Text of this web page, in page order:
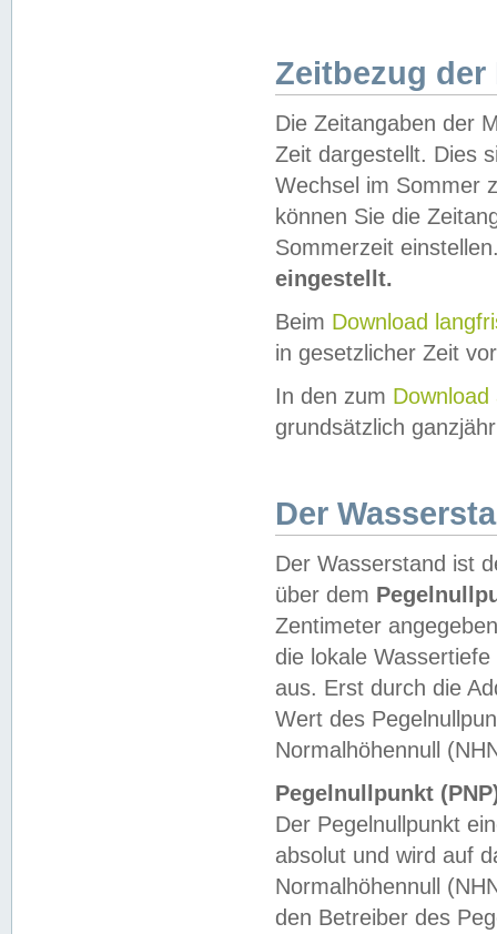
Zeitbezug der
Die Zeitangaben der
Zeit dargestellt. Dies
Wechsel im Sommer
können Sie die
Sommerzeit
eingestellt.
Beim Download
in gesetzlicher Zeit
In den zum Download
grundsätzlich
Der
Der Wasserstand ist
über dem
Zentimeter
die lokale
aus. Erst durch die
Wert des
Normalhöhennull
Pegelnullpunkt
Der Pegelnullpunkt
absolut und wird auf
Normalhöhennull
den Betreiber des